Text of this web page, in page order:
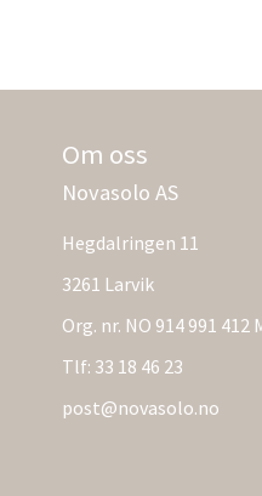
Om oss
Novasolo AS
Hegdalringen 11
3261 Larvik
Org. nr. NO 914 991 412
Tlf: 33 18 46 23
post@novasolo.no